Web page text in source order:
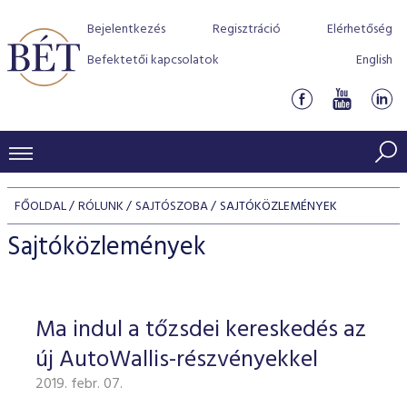
Bejelentkezés Regisztráció
Elérhetőség
Befektetői kapcsolatok
English
KERESKEDÉSI ADATOK
INDEXEK
Jelzáloglevél indexek
Vállalati kötvény indexek
Azonnali Piac
Részvények
Származékos piac
BEFEKTETŐK
Részvény szekció
Hitelpapír szekció
BÉT szabályzatok
Befektetővédelem
Alkalmazott díjstruktúra
Elszámolás
Részvény és vállalati kötvény tőzsdei bevezetését
program
BÉT Xtend - Részvénypiac egyszerűen
TŐZSDETAGOK
Tőzsdetagok, üzletkötők
VENDOROK
FŐOLDAL RÓLUNK SAJTÓSZOBA SAJTÓKÖZLEMÉNYEK
Sajtóközlemények
Ma indul a tőzsdei kereskedés az
új AutoWallis-részvényekkel
2019. febr. 07.